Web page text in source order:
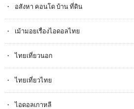
อสังหา คอนโด บ้าน ที่ดิน
เม้ามอยเรื่องไอดอลไทย
ไทยเที่ยวนอก
ไทยเที่ยวไทย
ไอดอลเกาหลี